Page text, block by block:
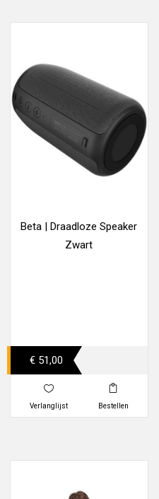
Beta | Draadloze Speaker
Zwart
€ 51,00
Verlanglijst Bestellen